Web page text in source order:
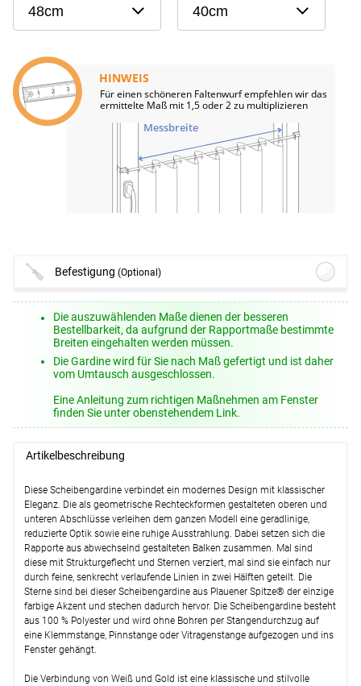
48cm 40cm
Für einen schöneren Faltenwurf empfehlen wir das
ermittelte Maß mit 1,5 oder 2 zu multiplizieren
HINWEIS
Messbreite
Befestigung(Optional)
Lysel - Klemmstange Easy #1W
+10,95 EUR)
Optionen verfügbar, bitte konfigurieren.
Lysel - Spannvitrage zum Klemmen
#1W (ab +30,45 EUR)
Optionen verfügbar, bitte konfigurieren.
Lysel - SET Klemmstangen Smart #1W
Lysel - Klemmstange Light #1W(ab
+12,95 EUR)
Optionen verfügbar, bitte konfigurieren.
Lysel - Vitragenstange Kugel #1W (ab
+11,95 EUR)
Optionen verfügbar, bitte konfigurieren.
Weiter
Die auszuwählenden Maße dienen der besseren
Bestellbarkeit, da aufgrund der Rapportmaße bestimmte
Breiten eingehalten werden müssen.
Die Gardine wird für Sie nach Maß gefertigt und ist daher
vom Umtausch ausgeschlossen.
Eine Anleitung zum richtigen Maßnehmen am Fenster
finden Sie unter obenstehendem Link.
Artikelbeschreibung
Diese Scheibengardine verbindet ein modernes Design mit klassischer
Eleganz. Die als geometrische Rechteckformen gestalteten oberen und
unteren Abschlüsse verleihen dem ganzen Modell eine geradlinige,
reduzierte Optik sowie eine ruhige Ausstrahlung. Dabei setzen sich die
Rapporte aus abwechselnd gestalteten Balken zusammen. Mal sind
diese mit Strukturgeflecht und Sternen verziert, mal sind sie einfach nur
durch feine, senkrecht verlaufende Linien in zwei Hälften geteilt. Die
Sterne sind bei dieser Scheibengardine aus Plauener Spitze® der einzige
farbige Akzent und stechen dadurch hervor. Die Scheibengardine besteht
aus 100 % Polyester und wird ohne Bohren per Stangendurchzug auf
eine Klemmstange, Pinnstange oder Vitragenstange aufgezogen und ins
Fenster gehängt.
Die Verbindung von Weiß und Gold ist eine klassische und stilvolle